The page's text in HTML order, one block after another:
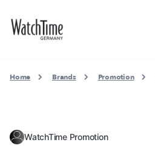
Home Brands Promotion
WatchTime Promotion